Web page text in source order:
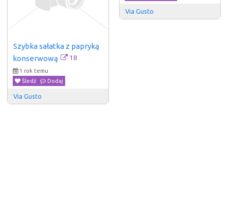
Via Gusto
Szybka sałatka z papryką
konserwową
18
1 rok temu
Śledź
Dodaj
Via Gusto